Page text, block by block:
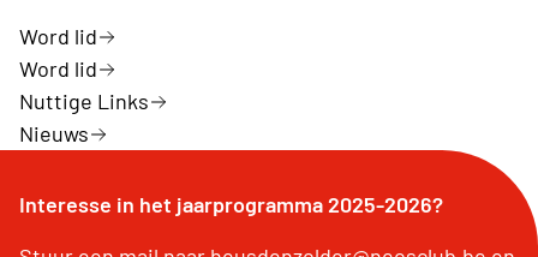
Word lid
Word lid
Nuttige Links
Nieuws
Interesse in het jaarprogramma 2025-2026?